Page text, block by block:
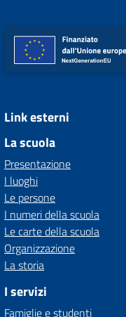
Link esterni
La scuola
Presentazione
I luoghi
Le persone
I numeri della scuola
Le carte della scuola
Organizzazione
La storia
I servizi
Famiglie e studenti